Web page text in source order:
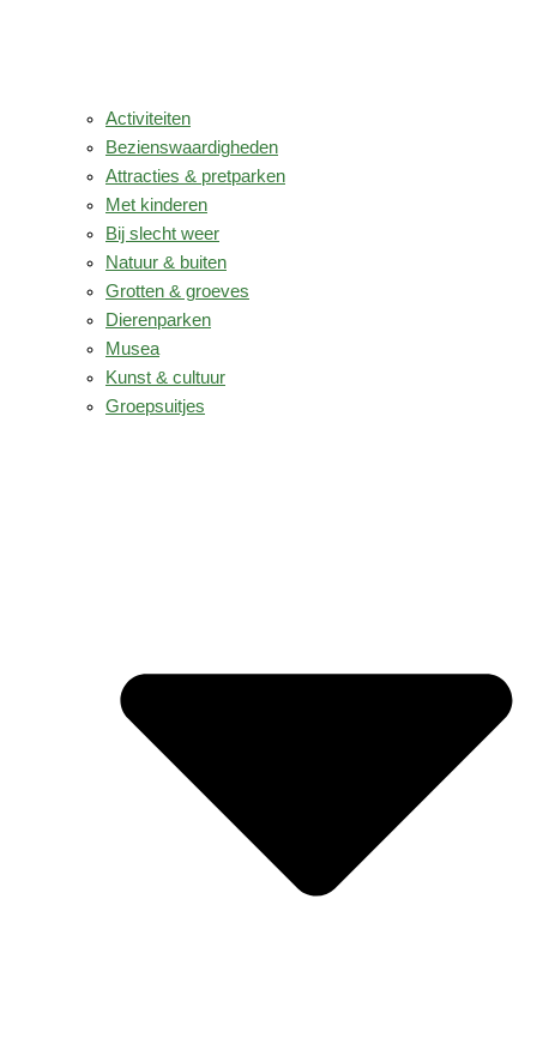
Activiteiten
Bezienswaardigheden
Attracties & pretparken
Met kinderen
Bij slecht weer
Natuur & buiten
Grotten & groeves
Dierenparken
Musea
Kunst & cultuur
Groepsuitjes